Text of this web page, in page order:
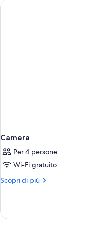
Camera
Per 4 persone
Wi-Fi gratuito
Scopri di più
Altri